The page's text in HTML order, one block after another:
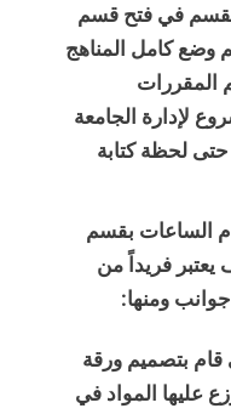
في فتح قسم
وضع كامل المناهج
المقررات
لإدارة الجامعة
حتى لحظة كتابة
الساعات بقسم
يعتبر فريداً من
ومنها:
قام بتصميم ورقة
عليها المواد في